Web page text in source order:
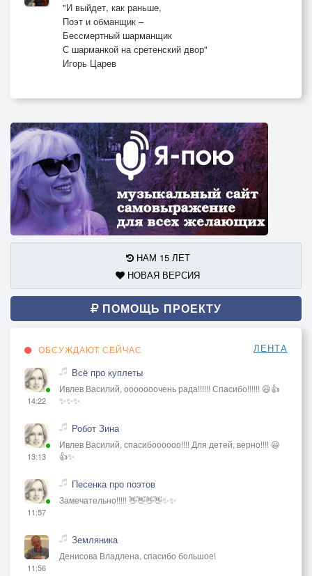
"И выйдет, как раньше,
Поэт и обманщик –
Бессмертный шарманщик
С шарманкой на сретенский двор"
Игорь Царев
НАМ 15 ЛЕТ
НОВАЯ ВЕРСИЯ
ПОМОЩЬ ПРОЕКТУ
ОБСУЖДАЮТ СЕЙЧАС ЛЕНТА
14:22
Всё про куплеты
Ивлев Василий, ооооооочень рада!!!!!! Спасибо!!!!!! 😃👍
✨✨✨
13:13
Робот Зина
Ивлев Василий, спасибоооооо!!!! Для детей, верно!!!! 😃
👍✨
11:57
Песенка про поэтов
Замечательно!!!!! 👋👋👋👋✨✨
11:56
Земляника
Денисова Владлена, спасибо большое!